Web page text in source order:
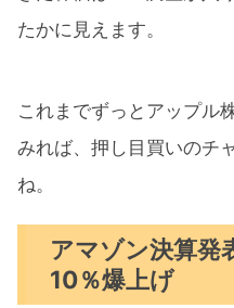
たかに見えます。
これまでずっとアップル
みれば、押し目買いのチ
ね。
アマゾン決算発
10％爆上げ